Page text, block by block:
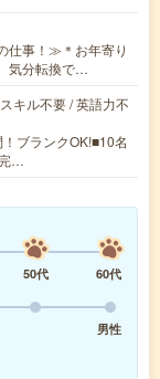
仕事！≫＊お年寄り
気分転換で…
キル不要 / 英語力不
ブランクOK!■10名
…
50代
60代
男性